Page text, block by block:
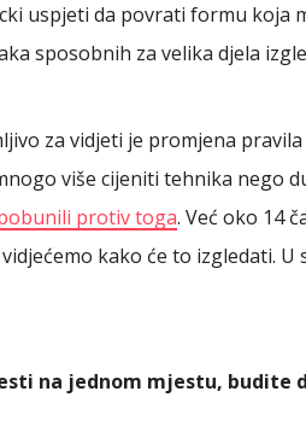
uspjeti da povrati formu koja
sposobnih za velika djela
za vidjeti je promjena
više cijeniti tehnika nego
protiv toga. Već oko 14
kako će to izgledati. U
na jednom mjestu, budite